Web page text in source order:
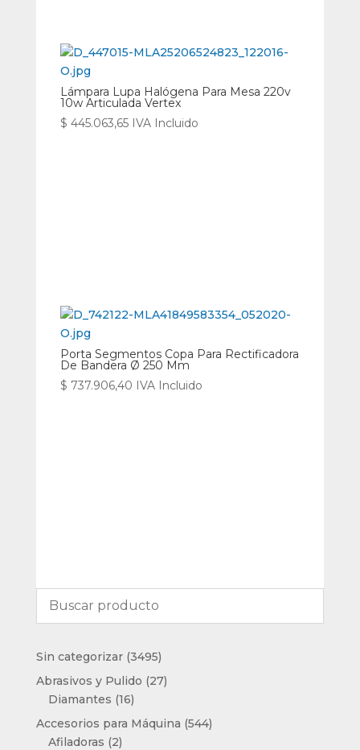
Lámpara Lupa Halógena Para Mesa 220v
10w Articulada Vertex
$ 445.063,65 IVA Incluido
Porta Segmentos Copa Para Rectificadora
De Bandera Ø 250 Mm
$ 737.906,40 IVA Incluido
Sin categorizar 34953495
productos
Abrasivos y Pulido 2727
Diamantes 1616
productos
Accesorios para Máquina 544544
Afiladoras 22